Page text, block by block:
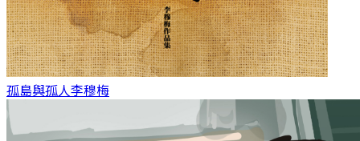
孤島與孤人李穆梅